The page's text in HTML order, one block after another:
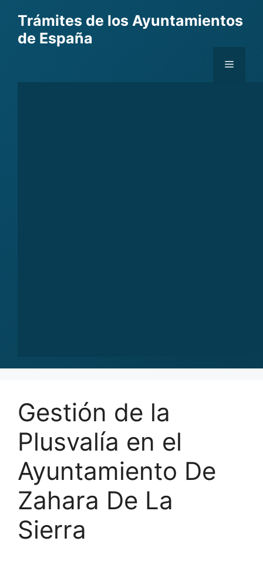
content
Trámites de los Ayuntamientos
de España
Menu
Gestión de la
Plusvalía en el
Ayuntamiento De
Zahara De La
Sierra